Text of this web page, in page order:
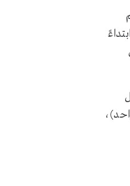
كل
للشخص الواحد)،